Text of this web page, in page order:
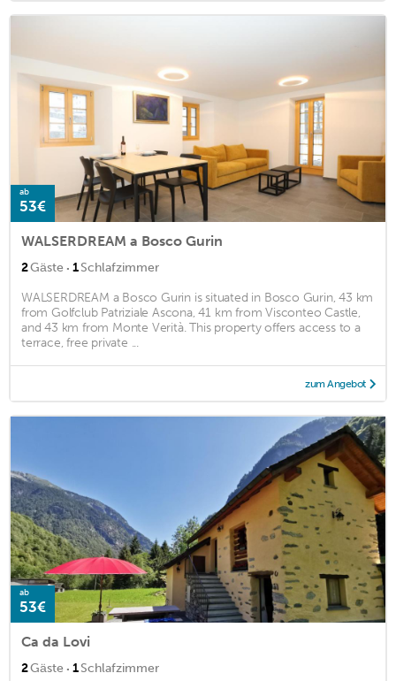
ab
53€
WALSERDREAM a Bosco Gurin
2Gäste · 1Schlafzimmer
WALSERDREAM a Bosco Gurin is situated in Bosco Gurin, 43 km
from Golfclub Patriziale Ascona, 41 km from Visconteo Castle,
and 43 km from Monte Verità. This property offers access to a
terrace, free private ...
zum Angebot
ab
53€
Ca da Lovi
2Gäste · 1Schlafzimmer